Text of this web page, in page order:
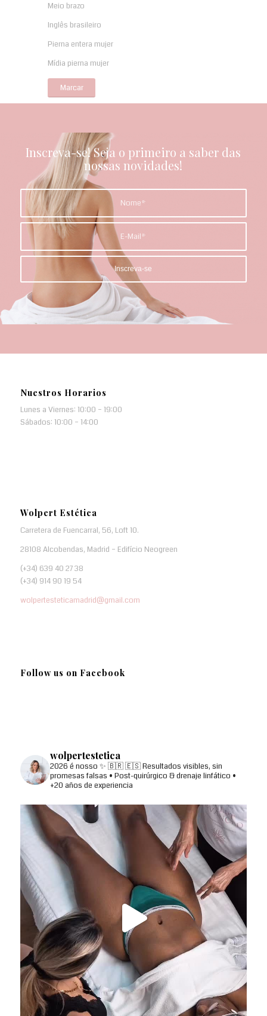
Meio brazo
Inglês brasileiro
Pierna entera mujer
Mídia pierna mujer
Marcar
Inscreva-se! Seja o primeiro a saber das
nossas novidades!
Nuestros Horarios
Lunes a Viernes: 10:00 – 19:00
Sábados: 10:00 – 14:00
Wolpert Estética
Carretera de Fuencarral, 56, Loft 10.
28108 Alcobendas, Madrid – Edifício Neogreen
(+34) 639 40 27 38
(+34) 914 90 19 54
wolpertesteticamadrid@gmail.com
Follow us on Facebook
wolpertestetica
2026 é nosso ✨ 🇧🇷 🇪🇸Resultados visibles, sin
promesas falsas • Post-quirúrgico & drenaje linfático •
+20 años de experiencia